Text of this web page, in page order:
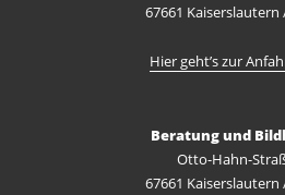
67661 Kaiserslautern
Hier geht’s zur
Beratung und
Otto-Hahn-
67661 Kaiserslautern